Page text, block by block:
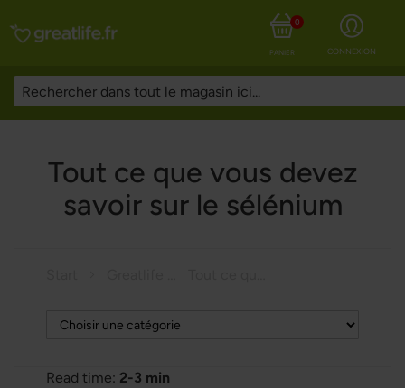
CONNEXION
PANIER
0
Tout ce que vous devez
savoir sur le sélénium
Read time: 2-3 min